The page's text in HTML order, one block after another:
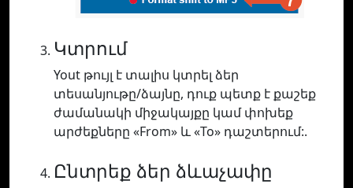
Կտրում
Yout թույլ է տալիս կտրել ձեր
տեսանյութը/ձայնը, դուք պետք է քաշեք
ժամանակի միջակայքը կամ փոխեք
արժեքները «From» և «To» դաշտերում:.
Ընտրեք ձեր ձևաչափը